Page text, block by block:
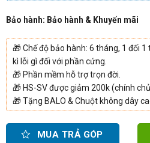
Bảo hành: Bảo hành & Khuyến mãi
🎁Chế độ bảo hành: 6 tháng, 1 đổi
kì lỗi gì đối với phần cứng.
🎁Phần mềm hỗ trợ trọn đời.
🎁HS-SV được giảm 200k (chính
🎁Tặng BALO & Chuột không dây
MUA TRẢ GÓP